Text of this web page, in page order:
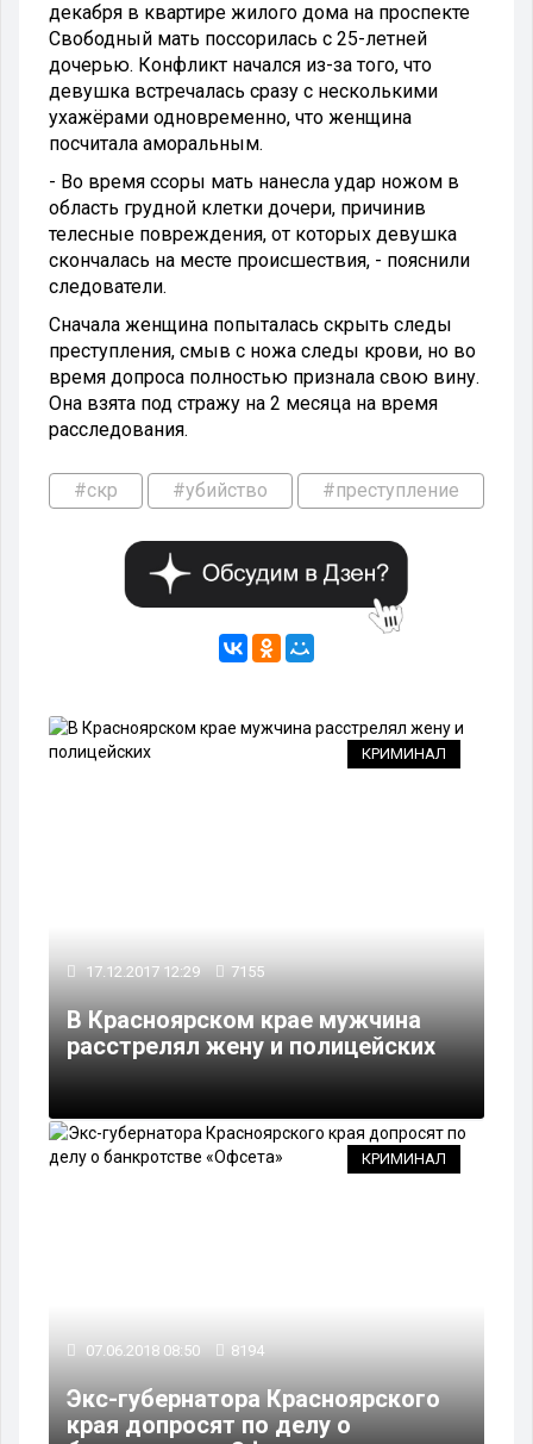
декабря в квартире жилого дома на проспекте
Свободный мать поссорилась с 25-летней
дочерью. Конфликт начался из-за того, что
девушка встречалась сразу с несколькими
ухажёрами одновременно, что женщина
посчитала аморальным.
- Во время ссоры мать нанесла удар ножом в
область грудной клетки дочери, причинив
телесные повреждения, от которых девушка
скончалась на месте происшествия, - пояснили
следователи.
Сначала женщина попыталась скрыть следы
преступления, смыв с ножа следы крови, но во
время допроса полностью признала свою вину.
Она взята под стражу на 2 месяца на время
расследования.
#скр #убийство #преступление
КРИМИНАЛ
17.12.2017 12:29 7155
В Красноярском крае мужчина
расстрелял жену и полицейских
КРИМИНАЛ
07.06.2018 08:50 8194
Экс-губернатора Красноярского
края допросят по делу о